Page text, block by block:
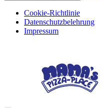
Cookie-Richtlinie
Datenschutzbelehrung
Impressum